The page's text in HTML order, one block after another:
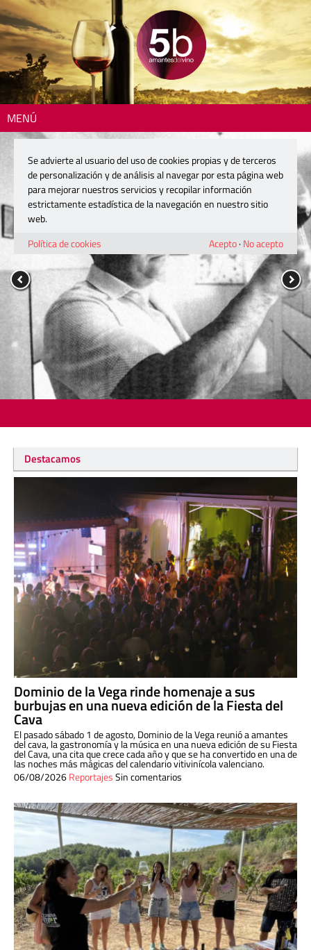
MENÚ
Destacamos
Dominio de la Vega rinde homenaje a sus
burbujas en una nueva edición de la Fiesta del
Cava
El pasado sábado 1 de agosto, Dominio de la Vega reunió a amantes
del cava, la gastronomía y la música en una nueva edición de su Fiesta
del Cava, una cita que crece cada año y que se ha convertido en una de
las noches más mágicas del calendario vitivinícola valenciano.
06/08/2026ReportajesSin comentarios
Se advierte al usuario del uso de cookies propias y de terceros
de personalización y de análisis al navegar por esta página web
para mejorar nuestros servicios y recopilar información
estrictamente estadística de la navegación en nuestro sitio
web.
Política de cookies
Acepto· No acepto